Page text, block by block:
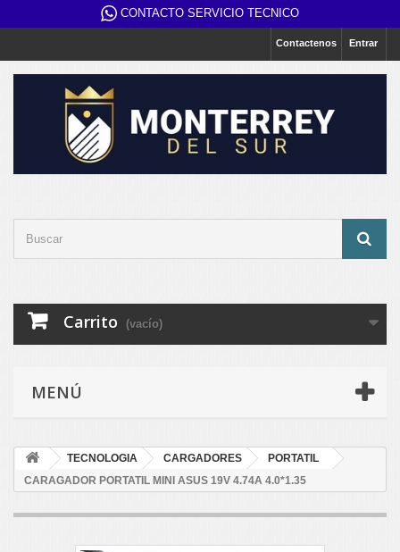
CONTACTO SERVICIO TECNICO
Entrar
Contactenos
Carrito (vacío)
MENÚ
TECNOLOGIA CARGADORES
PORTATIL
CARAGADOR PORTATIL MINI ASUS 19V 4.74A 4.0*1.35